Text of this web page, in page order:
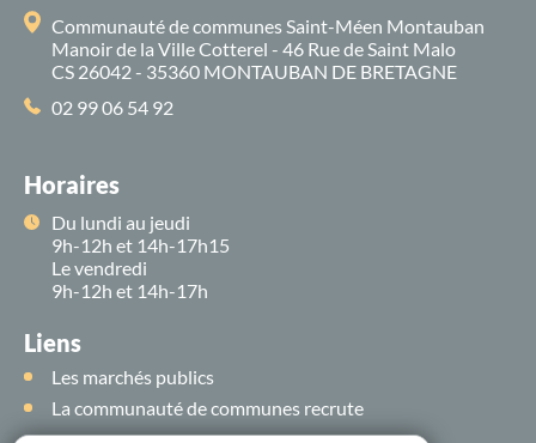
Communauté de communes Saint-Méen Montauban
Manoir de la Ville Cotterel - 46 Rue de Saint Malo
CS 26042 - 35360 MONTAUBAN DE BRETAGNE
02 99 06 54 92
Horaires
Du lundi au jeudi
9h-12h et 14h-17h15
Le vendredi
9h-12h et 14h-17h
Liens
Les marchés publics
La communauté de communes recrute